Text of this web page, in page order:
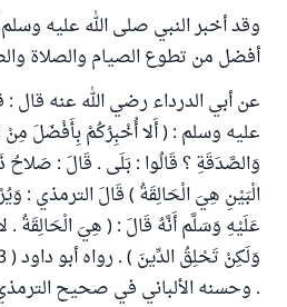
وقد أخبر النبي صلى الله عليه
أفضل من تطوع الصيام والصلاة
عن أبي الدرداء رضي الله عنه قال :
عليه وسلم : ( أَلا أُخْبِرُكُمْ بِأَفْضَلَ
وَالصَّدَقَةِ ؟ قَالُوا : بَلَى . قَالَ : صَلاحُ
الْبَيْنِ هِيَ الْحَالِقَةُ ) قَالَ الترمذي :
عَلَيْهِ وَسَلَّم أَنَّهُ قَالَ : ( هِيَ الْحَالِقَةُ .
. وحسنه الألباني في صحيح